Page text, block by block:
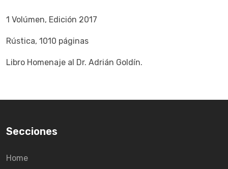
1 Volúmen, Edición 2017
Rústica, 1010 páginas
Libro Homenaje al Dr. Adrián Goldín.
Secciones
Home